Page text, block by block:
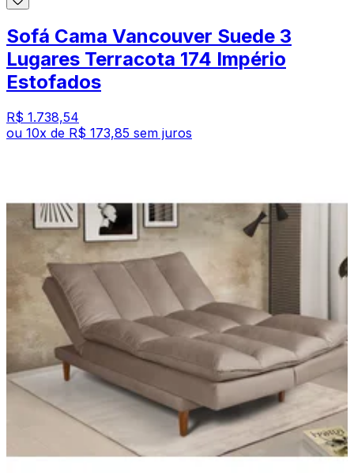
Sofá Cama Vancouver Suede 3
Lugares Terracota 174 Império
Estofados
R$ 1.738,54
ou 10x de R$ 173,85 sem juros